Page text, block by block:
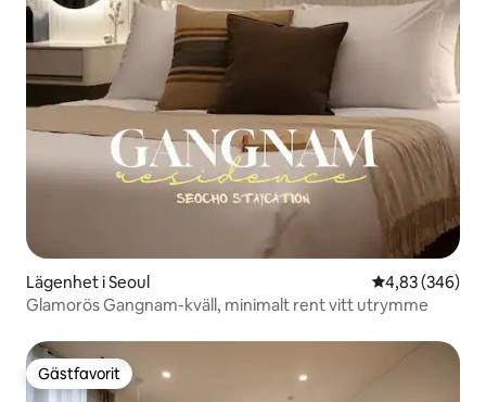
Lägenhet i Seoul 4,83 av 5 i
4,83 (346)
Glamorös Gangnam-kväll, minimalt rent vitt utrymme
Gästfavorit
Gästfavorit